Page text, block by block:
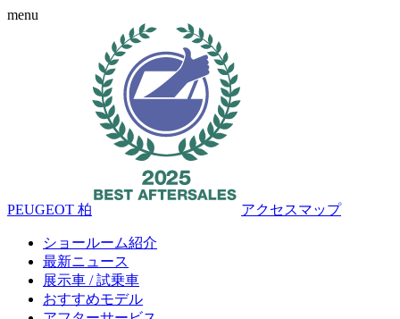
menu
PEUGEOT 柏 アクセスマップ
ショールーム紹介
最新ニュース
展示車 / 試乗車
おすすめモデル